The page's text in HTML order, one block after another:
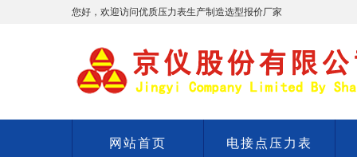
您好，欢迎访问优质压力表生产制造选型报价厂家
网站首页 电接点压力表